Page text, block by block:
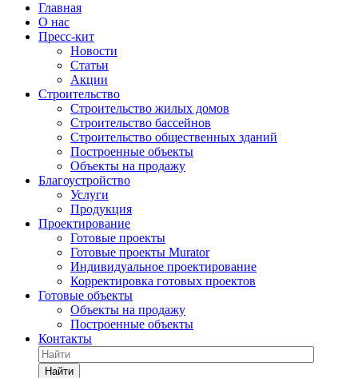
Главная
О нас
Пресс-кит
Новости
Статьи
Акции
Строительство
Строительство жилых домов
Строительство бассейнов
Строительство общественных зданий
Построенные объекты
Объекты на продажу
Благоустройство
Услуги
Продукция
Проектирование
Готовые проекты
Готовые проекты Murator
Индивидуальное проектирование
Корректировка готовых проектов
Готовые объекты
Объекты на продажу
Построенные объекты
Контакты
Найти